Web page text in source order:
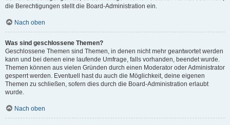
die Berechtigungen stellt die Board-Administration ein.
Nach oben
Was sind geschlossene Themen?
Geschlossene Themen sind Themen, in denen nicht mehr geantwortet werden
kann und bei denen eine laufende Umfrage, falls vorhanden, beendet wurde.
Themen können aus vielen Gründen durch einen Moderator oder Administrator
gesperrt werden. Eventuell hast du auch die Möglichkeit, deine eigenen
Themen zu schließen, sofern dies durch die Board-Administration erlaubt
wurde.
Nach oben